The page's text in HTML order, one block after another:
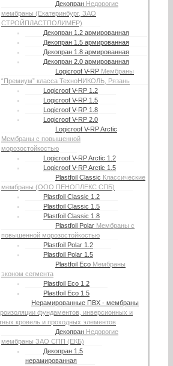
Декопран Недорогие
мембраны (Екатеринбург, ЗАО
СТРОЙПЛАСТПОЛИМЕР)
Декопран 1.2 армированная
Декопран 1.5 армированная
Декопран 1.8 армированная
Декопран 2.0 армированная
Logicroof V-RP Мембраны
“Премиум” класса ТехноНИКОЛЬ, Рязань
Logicroof V-RP 1.2
Logicroof V-RP 1.5
Logicroof V-RP 1.8
Logicroof V-RP 2.0
Logicroof V-RP Arctic
Мембраны с повышенной
морозостойкостью
Logicroof V-RP Arctic 1.2
Logicroof V-RP Arctic 1.5
Plastfoil Classic Классические
мембраны (ООО ПЕНОПЛЕКС СПБ)
Plastfoil Classic 1.2
Plastfoil Classic 1.5
Plastfoil Classic 1.8
Plastfoil Polar Мембраны с
повышенной морозостойкостью
Plastfoil Polar 1.2
Plastfoil Polar 1.5
Plastfoil Eco Мембраны
эконом сегмента
Plastfoil Eco 1.2
Plastfoil Eco 1.5
Нерамированные ПВХ - мембраны
фундаментов, инверсионных и
кровель и проходных элементов
Декопран Недорогие
мембраны ЗАО СПП (ЕКБ)
Декопран 1.5
нерамированная